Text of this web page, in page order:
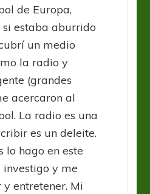
de Europa,
estaba aburrido
un medio
la radio y
(grandes
acercaron al
La radio es una
es un deleite.
lo hago en este
investigo y me
entretener. Mi